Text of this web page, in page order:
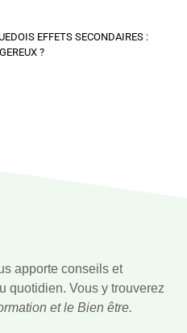
EFFETS SECONDAIRES :
?
apporte conseils et
quotidien. Vous y trouverez
et le Bien être.